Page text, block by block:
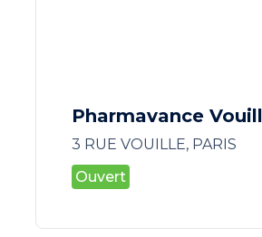
Pharmavance
3 RUE VOUILLE, PARIS
Ouvert